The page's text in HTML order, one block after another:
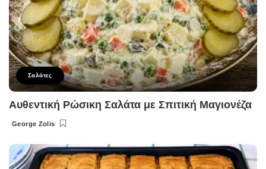
Σαλάτες
Αυθεντική Ρώσικη Σαλάτα με Σπιτική Μαγιονέζα
Posted
George Zolis